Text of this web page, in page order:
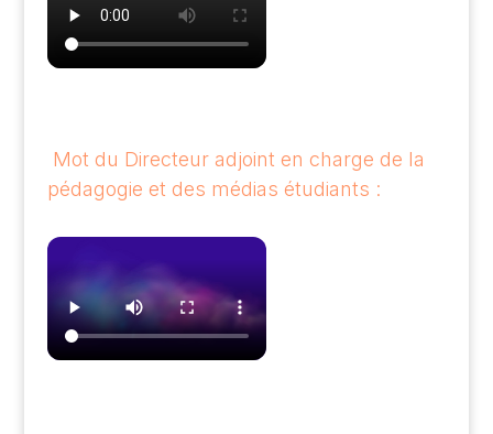
Mot du Directeur adjoint en charge de la
pédagogie et des médias étudiants :